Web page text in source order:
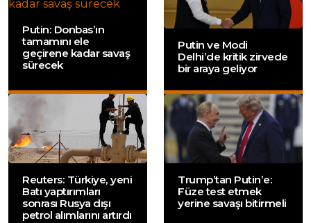
Putin: Donbas’ın
tamamını ele
geçirene kadar savaş
sürecek
Putin ve Modi
Delhi’de kritik zirvede
bir araya geliyor
Reuters: Türkiye, yeni
Batı yaptırımları
sonrası Rusya dışı
petrol alımlarını artırdı
Trump’tan Putin’e:
Füze test etmek
yerine savaşı bitirmeli